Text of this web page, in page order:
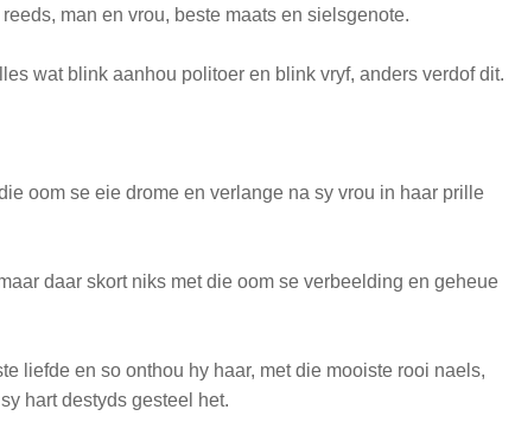
man en vrou, beste maats en sielsgenote.
wat blink aanhou politoer en blink vryf, anders verdof dit.
oom se eie drome en verlange na sy vrou in haar prille
daar skort niks met die oom se verbeelding en geheue
liefde en so onthou hy haar, met die mooiste rooi naels,
hart destyds gesteel het.